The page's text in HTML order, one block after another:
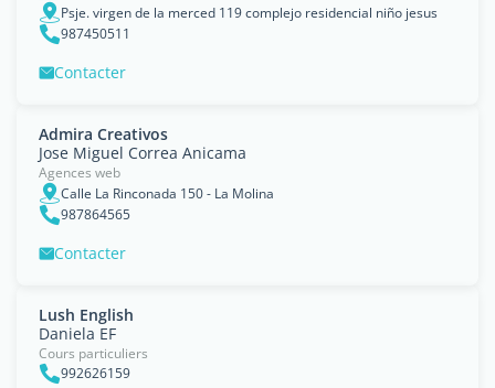
Psje. virgen de la merced 119 complejo residencial niño jesus
987450511
Contacter
Admira Creativos
Jose Miguel Correa Anicama
Agences web
Calle La Rinconada 150 - La Molina
987864565
Contacter
Lush English
Daniela EF
Cours particuliers
992626159